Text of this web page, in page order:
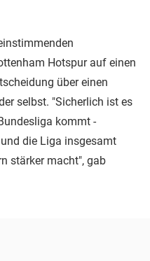
Hotspur auf einen
über einen
selbst. "Sicherlich ist es
kommt -
die Liga insgesamt
stärker macht", gab